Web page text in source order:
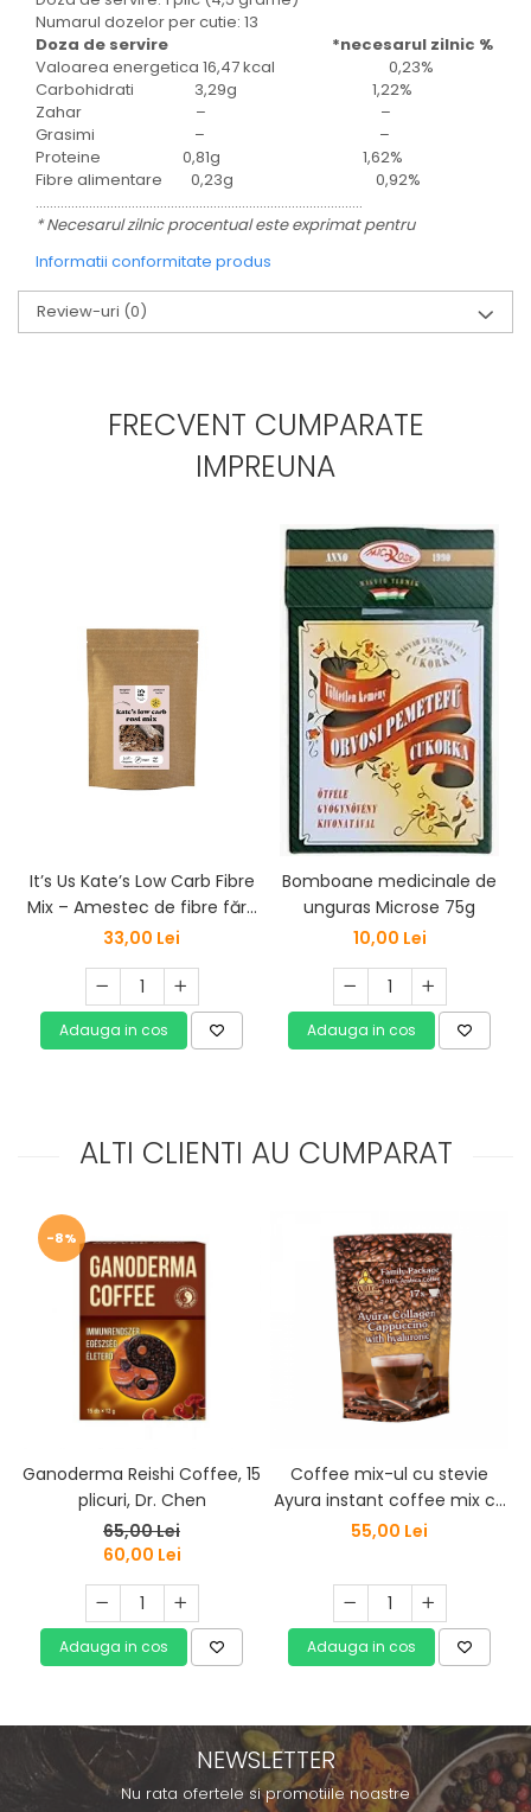
Numarul dozelor per cutie: 13
Doza de servire *necesarul zilnic %
Valoarea energetica 16,47 kcal 0,23%
Carbohidrati 3,29g 1,22%
Zahar – –
Grasimi – –
Proteine 0,81g 1,62%
Fibre alimentare 0,23g 0,92%
………………………………………………………………………………..
* Necesarul zilnic procentual este exprimat pentru
Informatii conformitate produs
Review-uri (0)
FRECVENT CUMPARATE
IMPREUNA
It’s Us Kate’s Low Carb Fibre
Mix – Amestec de fibre fără
gluten (300 g)
33,00 Lei
Adauga in cos
Bomboane medicinale de
unguras Microse 75g
10,00 Lei
Adauga in cos
ALTI CLIENTI AU CUMPARAT
-8%
Ganoderma Reishi Coffee, 15
plicuri, Dr. Chen
65,00 Lei
60,00 Lei
Adauga in cos
Coffee mix-ul cu stevie
Ayura instant coffee mix cu
Colagen și acid hialuronic
55,00 Lei
Adauga in cos
NEWSLETTER
Nu rata ofertele si promotiile noastre